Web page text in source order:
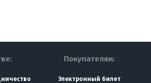
Покупателям:
Электронный билет